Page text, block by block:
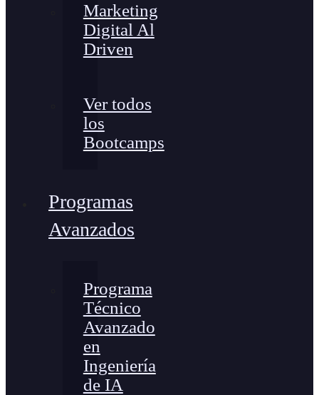
Marketing
Digital Al
Driven
Ver todos
los
Bootcamps
Programas
Avanzados
Programa
Técnico
Avanzado
en
Ingeniería
de IA